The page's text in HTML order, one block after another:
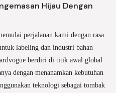
Hijau Dengan
perjalanan kami dengan rasa
labeling dan industri bahan
berdiri di titik awal global
dengan menanamkan kebutuhan
teknologi sebagai tombak